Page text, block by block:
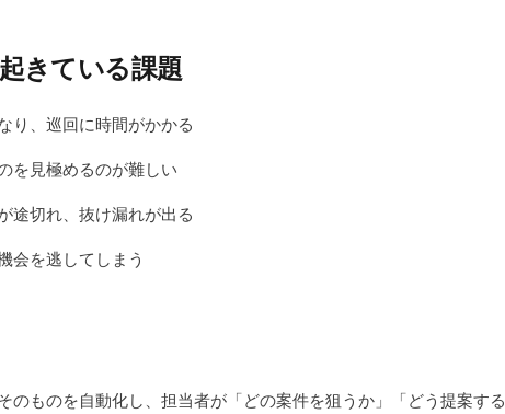
きている課題
り、巡回に時間がかかる
を見極めるのが難しい
途切れ、抜け漏れが出る
会を逃してしまう
のものを自動化し、担当者が「どの案件を狙うか」「どう提案する